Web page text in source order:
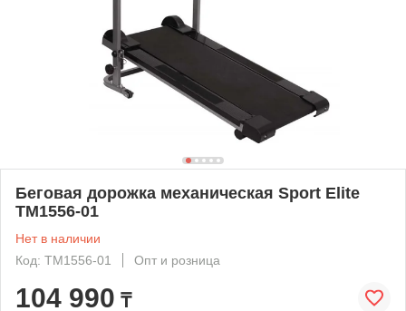
Беговая дорожка механическая Sport Elite
TM1556-01
Нет в наличии
Код: TM1556-01
Опт и розница
104 990 ₸